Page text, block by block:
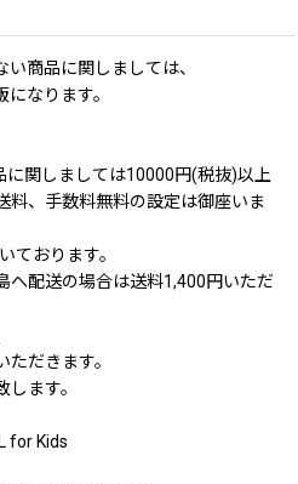
商品に関しましては、
なります。
に関しましては10000円(税抜)以上
料、手数料無料の設定は御座いま
ております。
へ配送の場合は送料1,400円いただ
だきます。
ます。
for Kids